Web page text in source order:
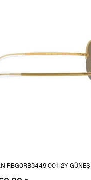
RBG0RB3449 001-2Y GÜNEŞ